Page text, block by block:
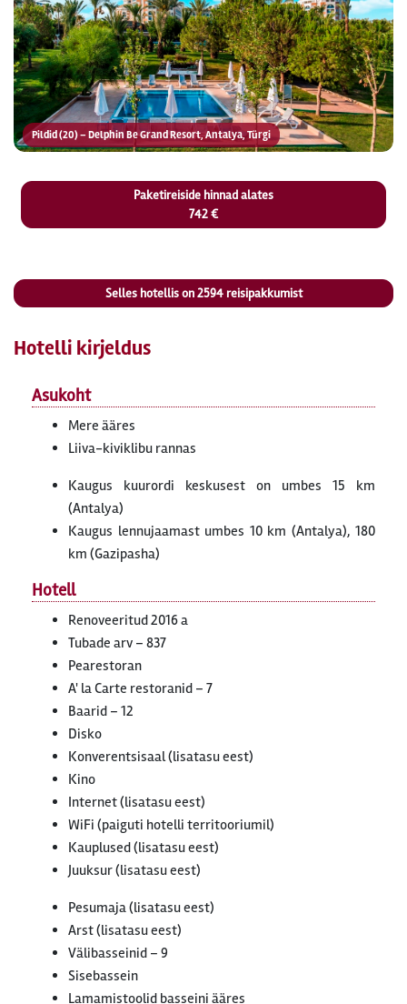
Pildid (20) – Delphin Be Grand Resort, Antalya, Türgi
Paketireiside hinnad alates
742 €
Selles hotellis on2594reisipakkumist
Hotelli kirjeldus
Asukoht
Mere ääres
Liiva-kiviklibu rannas
Kaugus kuurordi keskusest on umbes 15 km
(Antalya)
Kaugus lennujaamast umbes 10 km (Antalya), 180
km (Gazipasha)
Hotell
Renoveeritud 2016 a
Tubade arv – 837
Pearestoran
A' la Carte restoranid – 7
Baarid – 12
Disko
Konverentsisaal (lisatasu eest)
Kino
Internet (lisatasu eest)
WiFi (paiguti hotelli territooriumil)
Kauplused (lisatasu eest)
Juuksur (lisatasu eest)
Pesumaja (lisatasu eest)
Arst (lisatasu eest)
Välibasseinid – 9
Sisebassein
Lamamistoolid basseini ääres